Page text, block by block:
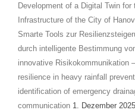
Development of a Digital Twin
Infrastructure of the City of
Smarte Tools zur
durch intelligente Bestimmung
innovative Risikokommunikation
resilience in heavy rainfall
identification of emergency
communication 1. Dezember 2025